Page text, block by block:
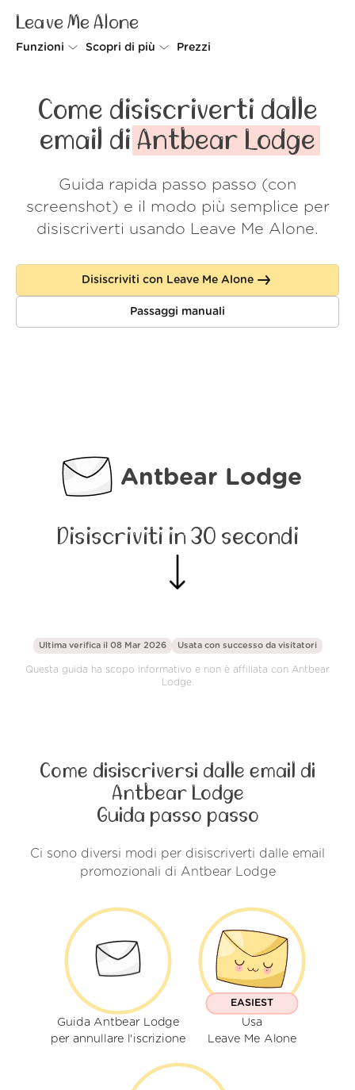
Leave Me Alone
Funzioni
Spam Blocker
Scopri di più
Come funziona
Sicurezza
Wall of Love
Accedi
Prezzi
Come disiscriverti dalle
email di Antbear Lodge
Guida rapida passo passo (con
screenshot) e il modo più semplice per
disiscriverti usando Leave Me Alone.
Disiscriviti con Leave Me Alone
Passaggi manuali
Antbear Lodge
Disiscriviti in 30 secondi
Ultima verifica il 08 Mar 2026 Usata con successo da visitatori
Questa guida ha scopo informativo e non è affiliata con Antbear
Lodge.
Come disiscriversi dalle email di
Antbear Lodge
Guida passo passo
Ci sono diversi modi per disiscriverti dalle email
promozionali di Antbear Lodge
Guida Antbear Lodge
per annullare l'iscrizione
EASIEST
Usa
Leave Me Alone